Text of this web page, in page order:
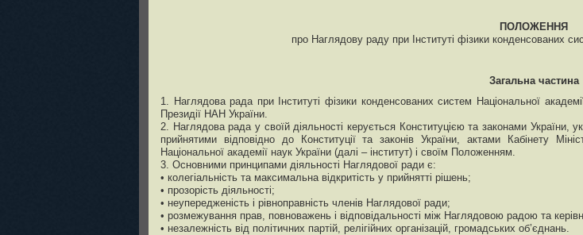
ПОЛОЖЕННЯ
про Наглядову раду при Інституті фізики конденсованих
Загальна частина
1. Наглядова рада при Інституті фізики конденсованих систем Національної
Президії НАН України.
2. Наглядова рада у своїй діяльності керується Конституцією та законами України,
прийнятими відповідно до Конституції та законів України, актами Кабінету
Національної академії наук України (далі – інститут) і своїм Положенням.
3. Основними принципами діяльності Наглядової ради є:
• колегіальність та максимальна відкритість у прийнятті рішень;
• прозорість діяльності;
• неупередженість і рівноправність членів Наглядової ради;
• розмежування прав, повноважень і відповідальності між Наглядовою радою та
• незалежність від політичних партій, релігійних організацій, громадських об’єднань.